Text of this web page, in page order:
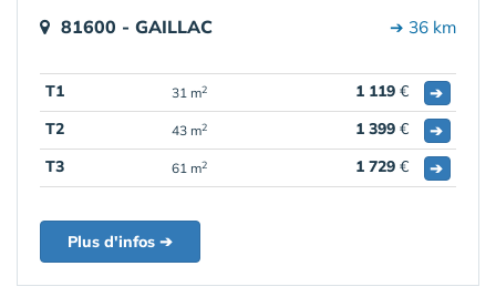
81600 - GAILLAC ➔ 36 km
T1 31 m2 1 119 €
➔
T2
43 m2 1 399 €
➔
T3
61 m2 1 729 € ➔
Plus d'infos ➔